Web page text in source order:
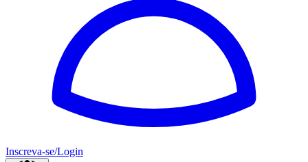
Inscreva-se/Login